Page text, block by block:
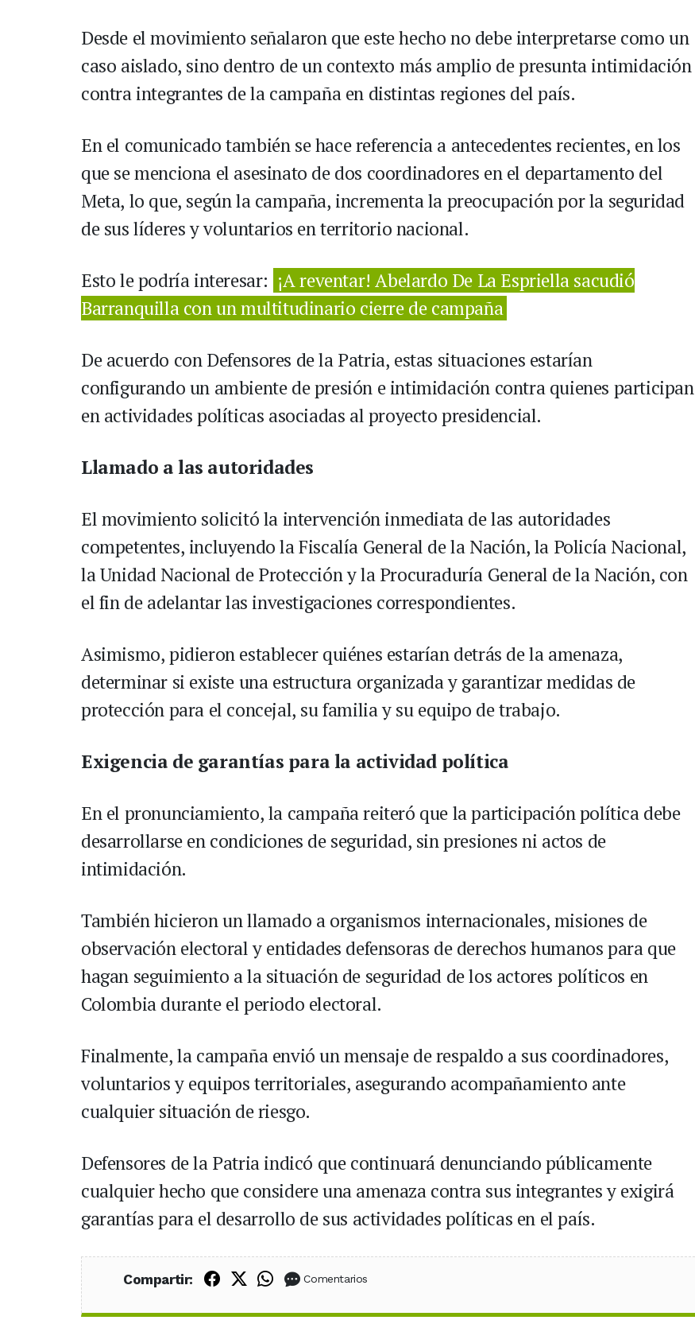
Desde el movimiento señalaron que este hecho no debe interpretarse como un
caso aislado, sino dentro de un contexto más amplio de presunta intimidación
contra integrantes de la campaña en distintas regiones del país.
En el comunicado también se hace referencia a antecedentes recientes, en los
que se menciona el asesinato de dos coordinadores en el departamento del
Meta, lo que, según la campaña, incrementa la preocupación por la seguridad
de sus líderes y voluntarios en territorio nacional.
Esto le podría interesar: ¡A reventar! Abelardo De La Espriella sacudió
Barranquilla con un multitudinario cierre de campaña
De acuerdo con Defensores de la Patria, estas situaciones estarían
configurando un ambiente de presión e intimidación contra quienes participan
en actividades políticas asociadas al proyecto presidencial.
Llamado a las autoridades
El movimiento solicitó la intervención inmediata de las autoridades
competentes, incluyendo la Fiscalía General de la Nación, la Policía Nacional,
la Unidad Nacional de Protección y la Procuraduría General de la Nación, con
el fin de adelantar las investigaciones correspondientes.
Asimismo, pidieron establecer quiénes estarían detrás de la amenaza,
determinar si existe una estructura organizada y garantizar medidas de
protección para el concejal, su familia y su equipo de trabajo.
Exigencia de garantías para la actividad política
En el pronunciamiento, la campaña reiteró que la participación política debe
desarrollarse en condiciones de seguridad, sin presiones ni actos de
intimidación.
También hicieron un llamado a organismos internacionales, misiones de
observación electoral y entidades defensoras de derechos humanos para que
hagan seguimiento a la situación de seguridad de los actores políticos en
Colombia durante el periodo electoral.
Finalmente, la campaña envió un mensaje de respaldo a sus coordinadores,
voluntarios y equipos territoriales, asegurando acompañamiento ante
cualquier situación de riesgo.
Defensores de la Patria indicó que continuará denunciando públicamente
cualquier hecho que considere una amenaza contra sus integrantes y exigirá
garantías para el desarrollo de sus actividades políticas en el país.
Compartir: Compartir en Facebook
Compartir en X (Twitter)
Compartir en WhatsApp
Comentarios